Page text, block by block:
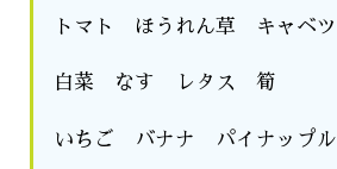
トマト ほうれん草 キャベツ
白菜 なす レタス 筍
いちご バナナ パイナップル